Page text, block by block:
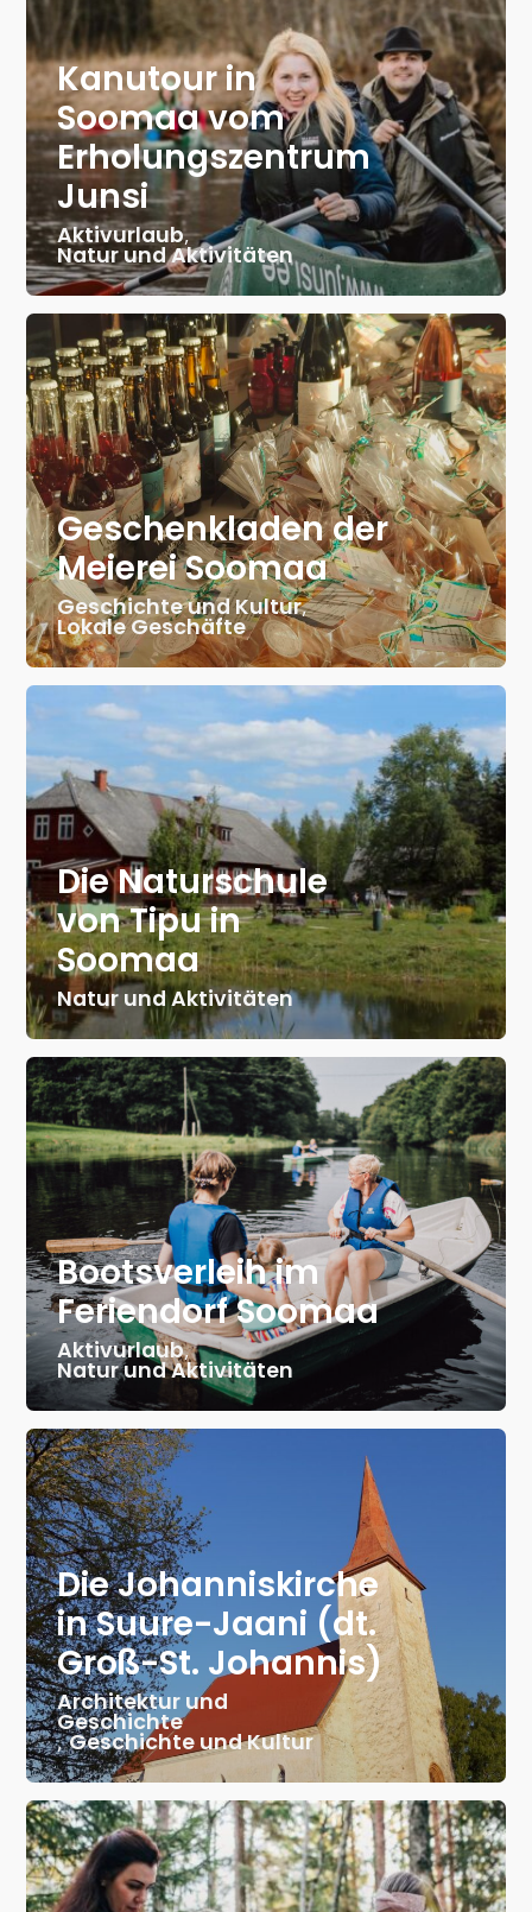
Kanutour in
Soomaa vom
Erholungszentrum
Junsi
Aktivurlaub,
Natur und Aktivitäten
Geschenkladen der
Meierei Soomaa
Geschichte und Kultur,
Lokale Geschäfte
Die Naturschule
von Tipu in
Soomaa
Natur und Aktivitäten
Bootsverleih im
Feriendorf Soomaa
Aktivurlaub,
Natur und Aktivitäten
Die Johanniskirche
in Suure-Jaani (dt.
Groß-St. Johannis)
Architektur und
Geschichte
,Geschichte und Kultur